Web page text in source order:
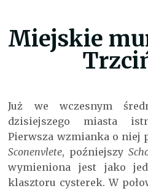
Miejskie
Już we wczesnym
dzisiejszego miasta
Pierwsza wzmianka o niej
Sconenvlete, poźniejszy
wymieniona jest jako
klasztoru cysterek. W